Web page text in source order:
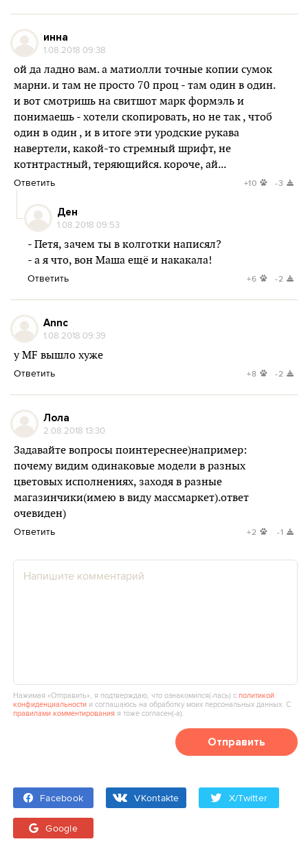
инна
1.08.2018 09:38
ой да ладно вам. а матиолли точные копии сумок
марни. и там не просто 70 проц - там один в один.
и вот смотришь на свитшот марк формэль и
понимаешь - хотели скопировать, но не так , чтоб
один в один , и в итоге эти уродские рукава
навертели, какой-то стремный шрифт, не
котнтрастный, теряющийся. короче, ай...
Ответить +10 -3
Ден
1.08.2018 09:53
- Петя, зачем ты в колготки написял?
- а я что, вон Маша ещё и накакала!
Ответить +6 -2
Annc
1.08.2018 09:39
у МF вышло хуже
Ответить +8 -2
Лола
2.08.2018 13:30
Задавайте вопросы поинтереснее)например:
почему видим одинаковые модели в разных
цветовых исполнениях, заходя в разные
магазинчики(имею в виду массмаркет).ответ
очевиден)
Ответить +2 -1
Нажимая «Отправить», я подтверждаю, что ознакомился(‑лась) сполитикой
конфиденциальности и соглашаюсь на обработку моих персональных данных. С
правилами комментирования я тоже согласен(‑а).
Отправить
Facebook VKontakte X/Twitter
Google